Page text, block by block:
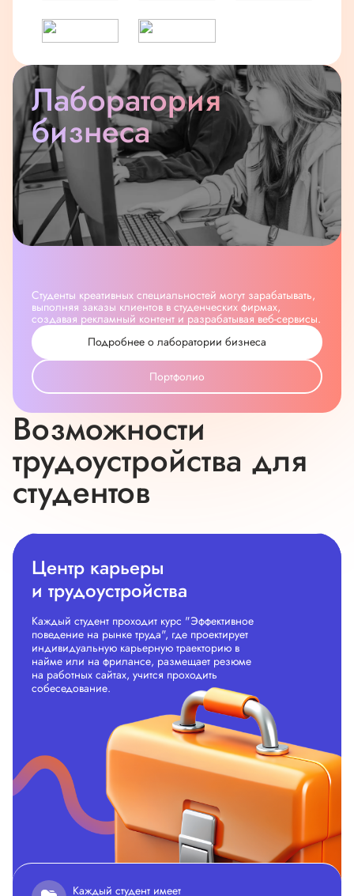
Лаборатория
бизнеса
Студенты креативных специальностей могут зарабатывать,
выполняя заказы клиентов в студенческих фирмах,
создавая рекламный контент и разрабатывая веб-сервисы.
Подробнее о лаборатории бизнеса
Портфолио
Возможности
трудоустройства для
студентов
Центр карьеры
и трудоустройства
Каждый студент проходит курс "Эффективное
поведение на рынке труда", где проектирует
индивидуальную карьерную траекторию в
найме или на фрилансе, размещает резюме
на работных сайтах, учится проходить
собеседование.
Каждый студент имеет